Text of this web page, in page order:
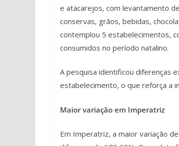
e atacarejos, com levantamento
conservas, grãos, bebidas,
contemplou 5 estabelecimentos,
consumidos no período natalino.
A pesquisa identificou diferenças
estabelecimento, o que reforça a
Maior variação em Imperatriz
Em Imperatriz, a maior variação